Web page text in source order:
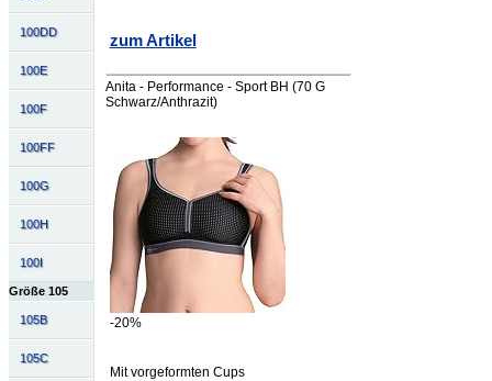
100DD
100E
100F
100FF
100G
100H
100I
Größe 105
105B
105C
zum Artikel
Anita - Performance - Sport BH (70 G
Schwarz/Anthrazit)
-20%
Mit vorgeformten Cups